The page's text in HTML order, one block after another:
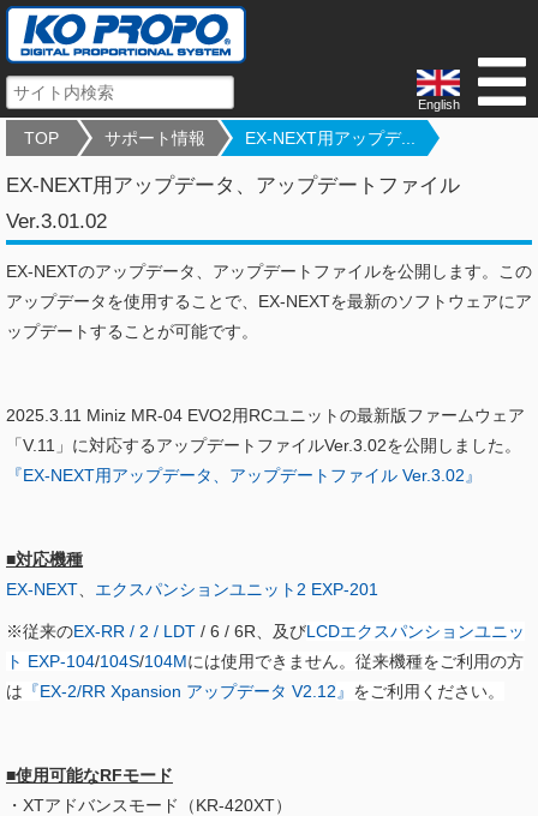
English
TOP サポート情報 EX-NEXT用アップデ...
EX-NEXT用アップデータ、アップデートファイル
Ver.3.01.02
EX-NEXTのアップデータ、アップデートファイルを公開します。この
アップデータを使用することで、EX-NEXTを最新のソフトウェアにア
ップデートすることが可能です。
2025.3.11 Miniz MR-04 EVO2用RCユニットの最新版ファームウェア
「V.11」に対応するアップデートファイルVer.3.02を公開しました。
『EX-NEXT用アップデータ、アップデートファイル Ver.3.02』
■対応機種
EX-NEXT
エクスパンションユニット2 EXP-201
※従来のEX-RR / 2 / LDT / 6 / 6R、及びLCDエクスパンションユニッ
ト EXP-104/104S/104Mには使用できません。従来機種をご利用の方
は 『EX-2/RR Xpansion アップデータ V2.12​ 』 をご利用ください。
■使用可能なRFモード
・XTアドバンスモード（KR-420XT）